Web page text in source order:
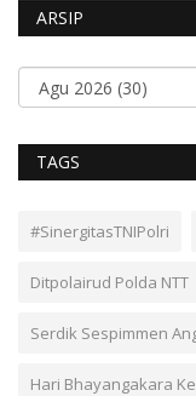
ARSIP
TAGS
#SinergitasTNIPolri
Ditpolairud Polda NTT
Serdik Sespimmen
Hari Bhayangakara